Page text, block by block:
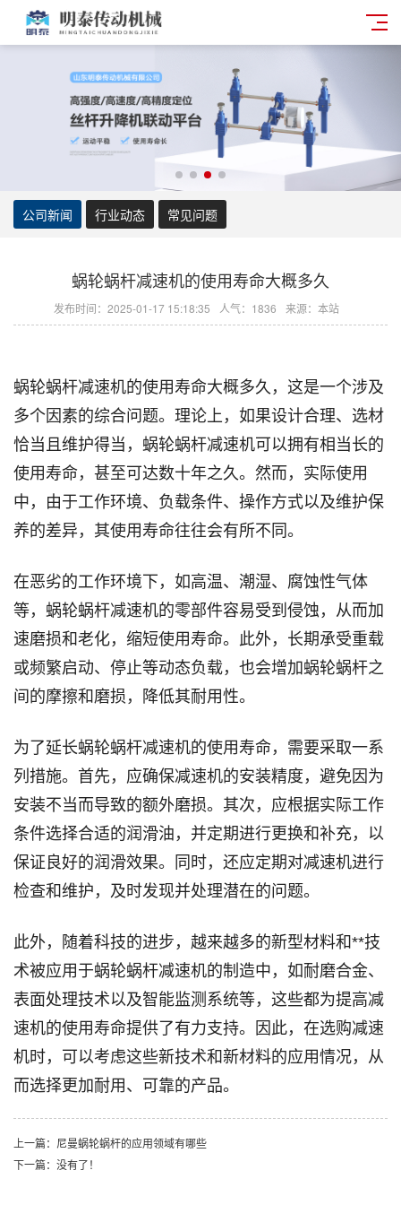
公司新闻 行业动态 常见问题
蜗轮蜗杆减速机的使用寿命大概多久
发布时间：2025-01-17 15:18:35 人气：1836 来源：本站
蜗轮蜗杆减速机的使用寿命大概多久，这是一个涉及
多个因素的综合问题。理论上，如果设计合理、选材
恰当且维护得当，蜗轮蜗杆减速机可以拥有相当长的
使用寿命，甚至可达数十年之久。然而，实际使用
中，由于工作环境、负载条件、操作方式以及维护保
养的差异，其使用寿命往往会有所不同。
在恶劣的工作环境下，如高温、潮湿、腐蚀性气体
等，蜗轮蜗杆减速机的零部件容易受到侵蚀，从而加
速磨损和老化，缩短使用寿命。此外，长期承受重载
或频繁启动、停止等动态负载，也会增加蜗轮蜗杆之
间的摩擦和磨损，降低其耐用性。
为了延长蜗轮蜗杆减速机的使用寿命，需要采取一系
列措施。首先，应确保减速机的安装精度，避免因为
安装不当而导致的额外磨损。其次，应根据实际工作
条件选择合适的润滑油，并定期进行更换和补充，以
保证良好的润滑效果。同时，还应定期对减速机进行
检查和维护，及时发现并处理潜在的问题。
此外，随着科技的进步，越来越多的新型材料和**技
术被应用于蜗轮蜗杆减速机的制造中，如耐磨合金、
表面处理技术以及智能监测系统等，这些都为提高减
速机的使用寿命提供了有力支持。因此，在选购减速
机时，可以考虑这些新技术和新材料的应用情况，从
而选择更加耐用、可靠的产品。
上一篇：尼曼蜗轮蜗杆的应用领域有哪些
下一篇：没有了！